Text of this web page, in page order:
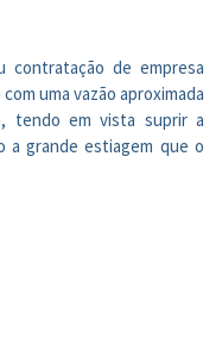
contratação de empresa
uma vazão aproximada
tendo em vista suprir a
a grande estiagem que o